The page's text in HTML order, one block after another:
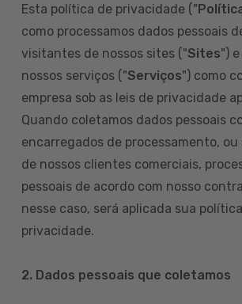
Esta política de privacidade ("
como processamos dados pessoais
visitantes de nossos sites ("Sites")
nossos serviços ("Serviços") como
empresa sob as leis de privacidade
Quando coletamos dados pessoais
encarregados de processamento, ou
de nossos clientes comerciais,
pessoais de acordo com nosso
nesse caso, será aplicada sua
privacidade.
2. Dados pessoais que coletamos